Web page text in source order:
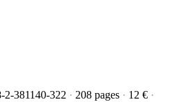
2-381140-322 208 pages
12 €